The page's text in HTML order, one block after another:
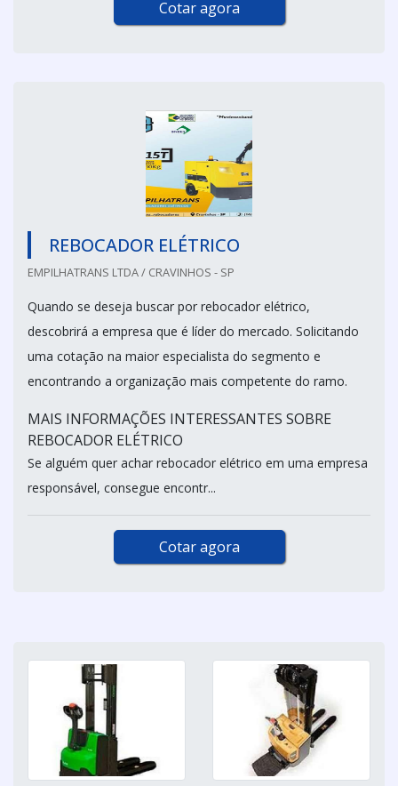
Cotar agora
REBOCADOR ELÉTRICO
EMPILHATRANS LTDA / CRAVINHOS - SP
Quando se deseja buscar por rebocador elétrico,
descobrirá a empresa que é líder do mercado. Solicitando
uma cotação na maior especialista do segmento e
encontrando a organização mais competente do ramo.
MAIS INFORMAÇÕES INTERESSANTES SOBRE
REBOCADOR ELÉTRICO
Se alguém quer achar rebocador elétrico em uma empresa
responsável, consegue encontr...
Cotar agora